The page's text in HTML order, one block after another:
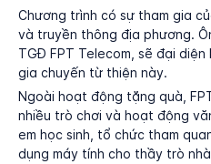
Chương trình có sự tham gia
và truyền thông địa phương.
TGĐ FPT Telecom, sẽ đại
gia chuyến từ thiện này.
Ngoài hoạt động tặng quà,
nhiều trò chơi và hoạt động
em học sinh, tổ chức tham
dụng máy tính cho thầy trò